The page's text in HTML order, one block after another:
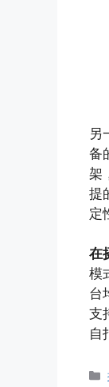
另
备
架
提
定
在
模
台
支
自